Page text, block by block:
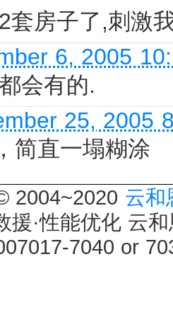
套房子了,刺激
6, 2005
会有的.
25, 2005
简直一塌糊涂
2004~2020 云和
援·性能优化 云
7040 or